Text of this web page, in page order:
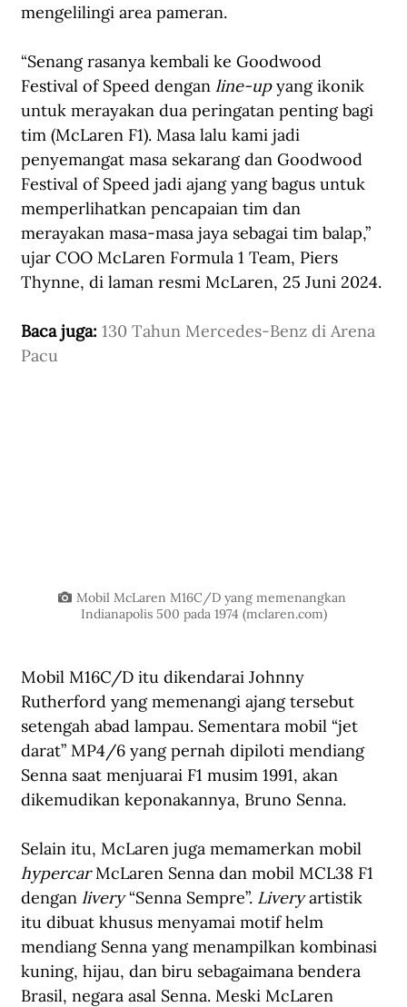
mengelilingi area pameran.
“Senang rasanya kembali ke Goodwood
Festival of Speed dengan line-up yang ikonik
untuk merayakan dua peringatan penting bagi
tim (McLaren F1). Masa lalu kami jadi
penyemangat masa sekarang dan Goodwood
Festival of Speed jadi ajang yang bagus untuk
memperlihatkan pencapaian tim dan
merayakan masa-masa jaya sebagai tim balap,”
ujar COO McLaren Formula 1 Team, Piers
Thynne, di laman resmi McLaren, 25 Juni 2024.
Baca juga: 130 Tahun Mercedes-Benz di Arena
Pacu
Mobil McLaren M16C/D yang memenangkan
Indianapolis 500 pada 1974 (mclaren.com)
Mobil M16C/D itu dikendarai Johnny
Rutherford yang memenangi ajang tersebut
setengah abad lampau. Sementara mobil “jet
darat” MP4/6 yang pernah dipiloti mendiang
Senna saat menjuarai F1 musim 1991, akan
dikemudikan keponakannya, Bruno Senna.
Selain itu, McLaren juga memamerkan mobil
hypercar McLaren Senna dan mobil MCL38 F1
dengan livery “Senna Sempre”. Livery artistik
itu dibuat khusus menyamai motif helm
mendiang Senna yang menampilkan kombinasi
kuning, hijau, dan biru sebagaimana bendera
Brasil, negara asal Senna. Meski McLaren